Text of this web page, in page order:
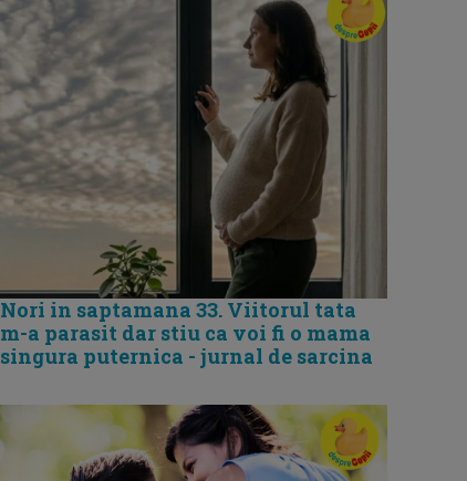
Nori in saptamana 33. Viitorul tata
m-a parasit dar stiu ca voi fi o mama
singura puternica - jurnal de sarcina